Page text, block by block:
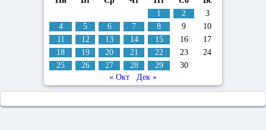
1
2
3
4
5 6 7 8 9
10
11
12 13 14 15 16
17
18
19 20 21 22 23
24
25
26 27 28 29
30
« Окт
Дек »